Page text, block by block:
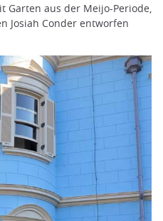
Garten aus der Meijo-Periode,
Josiah Conder entworfen